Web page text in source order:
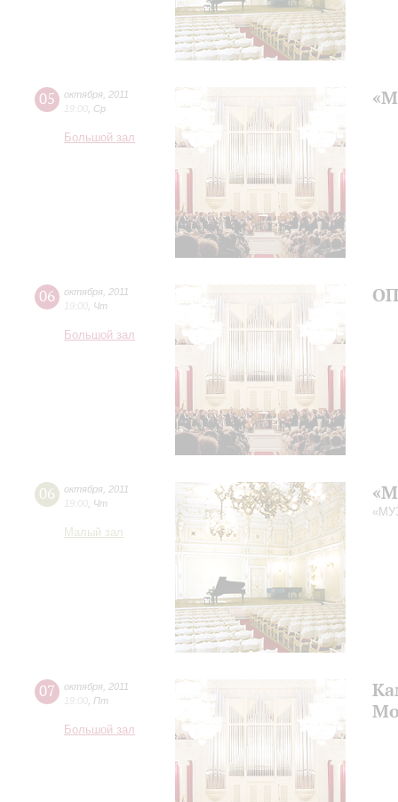
05 октября 2011
19:00 Ср
Большой зал
06 октября 2011
19:00 Чт
Большой зал
06 октября 2011
19:00 Чт
Малый зал
07 октября 2011
19:00 Пт
Большой зал